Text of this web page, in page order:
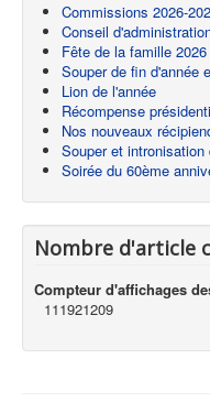
Commissions 2026-
Conseil
Fête de la famille 2026
Souper de fin d'année
Lion de l'année
Récompense
Nos nouveaux
Souper et
Soirée du 60ème
Nombre d'article
Compteur d'affichages
111921209